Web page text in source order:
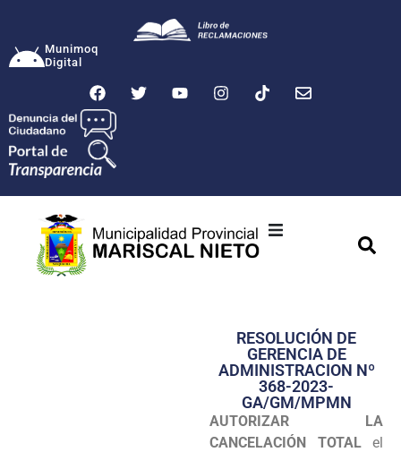
Munimoq
Digital
Transparencia
Seguridad
Programas
RESOLUCIÓN DE
GERENCIA DE
ADMINISTRACION Nº
368-2023-
GA/GM/MPMN
AUTORIZAR LA
CANCELACIÓN TOTAL el